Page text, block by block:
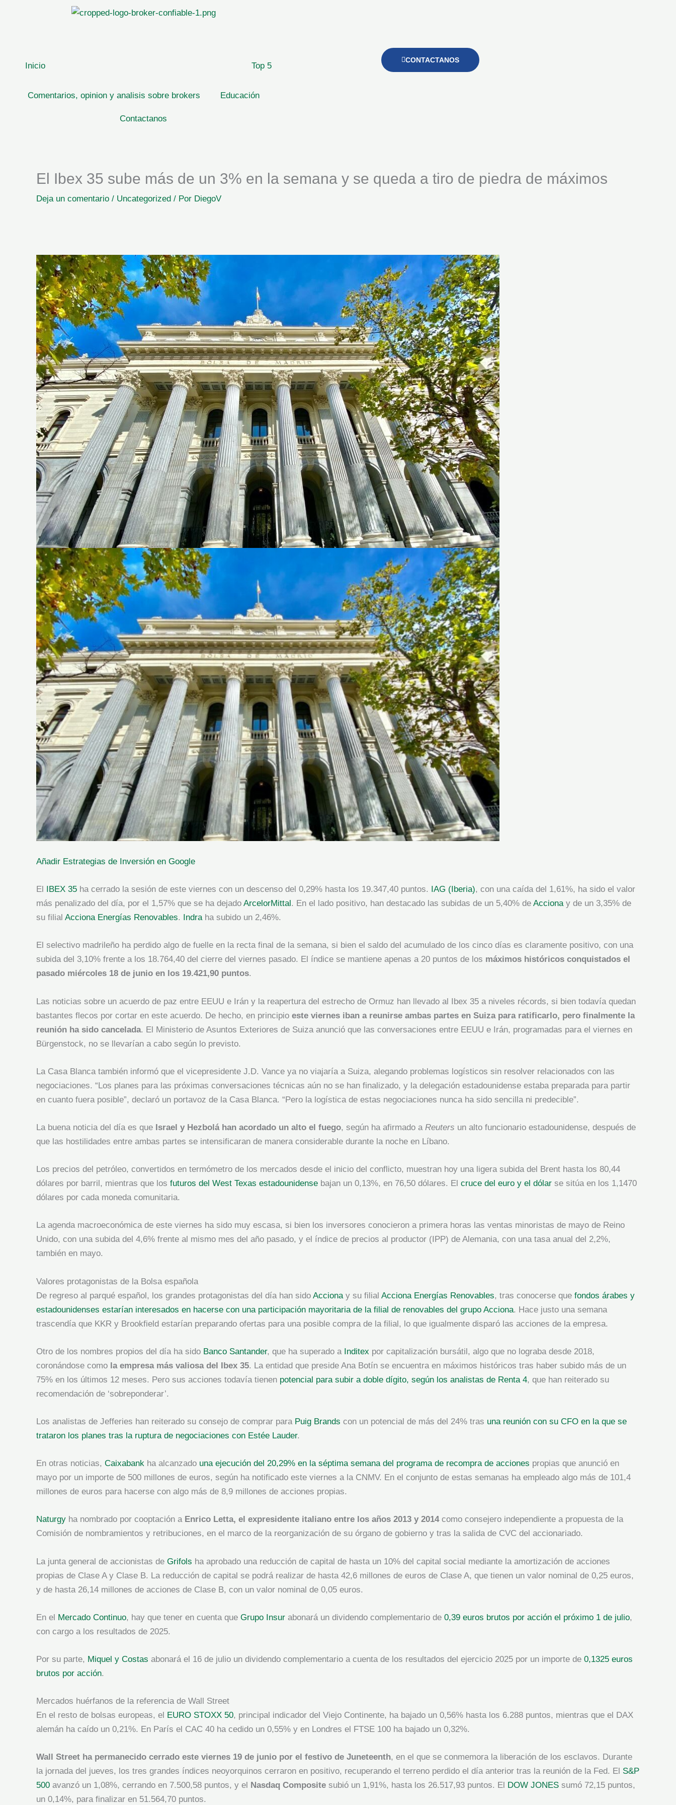
Inicio Top 5
Comentarios, opinion y analisis sobre brokers Educación
Contactanos
CONTACTANOS
El Ibex 35 sube más de un 3% en la semana y se queda a tiro de piedra de máximos
Deja un comentario / Uncategorized / Por DiegoV
Añadir Estrategias de Inversión en Google
El IBEX 35 ha cerrado la sesión de este viernes con un descenso del 0,29% hasta los 19.347,40 puntos. IAG (Iberia), con una caída del 1,61%, ha sido el valor
más penalizado del día, por el 1,57% que se ha dejado ArcelorMittal . En el lado positivo, han destacado las subidas de un 5,40% de Accionay de un 3,35% de
su filial Acciona Energías Renovables. Indraha subido un 2,46%.
El selectivo madrileño ha perdido algo de fuelle en la recta final de la semana, si bien el saldo del acumulado de los cinco días es claramente positivo, con una
subida del 3,10% frente a los 18.764,40 del cierre del viernes pasado. El índice se mantiene apenas a 20 puntos de los máximos históricos conquistados el
pasado miércoles 18 de junio en los 19.421,90 puntos.
Las noticias sobre un acuerdo de paz entre EEUU e Irán y la reapertura del estrecho de Ormuz han llevado al Ibex 35 a niveles récords, si bien todavía quedan
bastantes flecos por cortar en este acuerdo. De hecho, en principio este viernes iban a reunirse ambas partes en Suiza para ratificarlo, pero finalmente la
reunión ha sido cancelada. El Ministerio de Asuntos Exteriores de Suiza anunció que las conversaciones entre EEUU e Irán, programadas para el viernes en
Bürgenstock, no se llevarían a cabo según lo previsto.
La Casa Blanca también informó que el vicepresidente J.D. Vance ya no viajaría a Suiza, alegando problemas logísticos sin resolver relacionados con las
negociaciones. “Los planes para las próximas conversaciones técnicas aún no se han finalizado, y la delegación estadounidense estaba preparada para partir
en cuanto fuera posible”, declaró un portavoz de la Casa Blanca. “Pero la logística de estas negociaciones nunca ha sido sencilla ni predecible”.
La buena noticia del día es que Israel y Hezbolá han acordado un alto el fuego, según ha afirmado a Reuters un alto funcionario estadounidense, después de
que las hostilidades entre ambas partes se intensificaran de manera considerable durante la noche en Líbano.
Los precios del petróleo, convertidos en termómetro de los mercados desde el inicio del conflicto, muestran hoy una ligera subida del Brent hasta los 80,44
dólares por barril, mientras que los futuros del West Texas estadounidense bajan un 0,13%, en 76,50 dólares. El cruce del euro y el dólar se sitúa en los 1,1470
dólares por cada moneda comunitaria.
La agenda macroeconómica de este viernes ha sido muy escasa, si bien los inversores conocieron a primera horas las ventas minoristas de mayo de Reino
Unido, con una subida del 4,6% frente al mismo mes del año pasado, y el índice de precios al productor (IPP) de Alemania, con una tasa anual del 2,2%,
también en mayo.
Valores protagonistas de la Bolsa española
De regreso al parqué español, los grandes protagonistas del día han sido Acciona y su filial Acciona Energías Renovables, tras conocerse que fondos árabes y
estadounidenses estarían interesados en hacerse con una participación mayoritaria de la filial de renovables del grupo Acciona. Hace justo una semana
trascendía que KKR y Brookfield estarían preparando ofertas para una posible compra de la filial, lo que igualmente disparó las acciones de la empresa.
Otro de los nombres propios del día ha sido Banco Santander, que ha superado a Inditex por capitalización bursátil, algo que no lograba desde 2018,
coronándose como la empresa más valiosa del Ibex 35. La entidad que preside Ana Botín se encuentra en máximos históricos tras haber subido más de un
75% en los últimos 12 meses. Pero sus acciones todavía tienen potencial para subir a doble dígito, según los analistas de Renta 4, que han reiterado su
recomendación de ‘sobreponderar’.
Los analistas de Jefferies han reiterado su consejo de comprar para Puig Brands con un potencial de más del 24% tras una reunión con su CFO en la que se
trataron los planes tras la ruptura de negociaciones con Estée Lauder.
En otras noticias, Caixabank ha alcanzado una ejecución del 20,29% en la séptima semana del programa de recompra de acciones propias que anunció en
mayo por un importe de 500 millones de euros, según ha notificado este viernes a la CNMV. En el conjunto de estas semanas ha empleado algo más de 101,4
millones de euros para hacerse con algo más de 8,9 millones de acciones propias.
Naturgy ha nombrado por cooptación a Enrico Letta, el expresidente italiano entre los años 2013 y 2014como consejero independiente a propuesta de la
Comisión de nombramientos y retribuciones, en el marco de la reorganización de su órgano de gobierno y tras la salida de CVC del accionariado.
La junta general de accionistas de Grifols ha aprobado una reducción de capital de hasta un 10% del capital social mediante la amortización de acciones
propias de Clase A y Clase B. La reducción de capital se podrá realizar de hasta 42,6 millones de euros de Clase A, que tienen un valor nominal de 0,25 euros,
y de hasta 26,14 millones de acciones de Clase B, con un valor nominal de 0,05 euros.
En el Mercado Continuo, hay que tener en cuenta que Grupo Insur abonará un dividendo complementario de 0,39 euros brutos por acción el próximo 1 de julio,
con cargo a los resultados de 2025.
Por su parte, Miquel y Costas abonará el 16 de julio un dividendo complementario a cuenta de los resultados del ejercicio 2025 por un importe de 0,1325 euros
brutos por acción.
Mercados huérfanos de la referencia de Wall Street
En el resto de bolsas europeas, el EURO STOXX 50, principal indicador del Viejo Continente, ha bajado un 0,56% hasta los 6.288 puntos, mientras que el DAX
alemán ha caído un 0,21%. En París el CAC 40 ha cedido un 0,55% y en Londres el FTSE 100 ha bajado un 0,32%.
Wall Street ha permanecido cerrado este viernes 19 de junio por el festivo de Juneteenth, en el que se conmemora la liberación de los esclavos. Durante
la jornada del jueves, los tres grandes índices neoyorquinos cerraron en positivo, recuperando el terreno perdido el día anterior tras la reunión de la Fed. El S&P
500 avanzó un 1,08%, cerrando en 7.500,58 puntos, y el Nasdaq Composite subió un 1,91%, hasta los 26.517,93 puntos. El DOW JONES sumó 72,15 puntos,
un 0,14%, para finalizar en 51.564,70 puntos.